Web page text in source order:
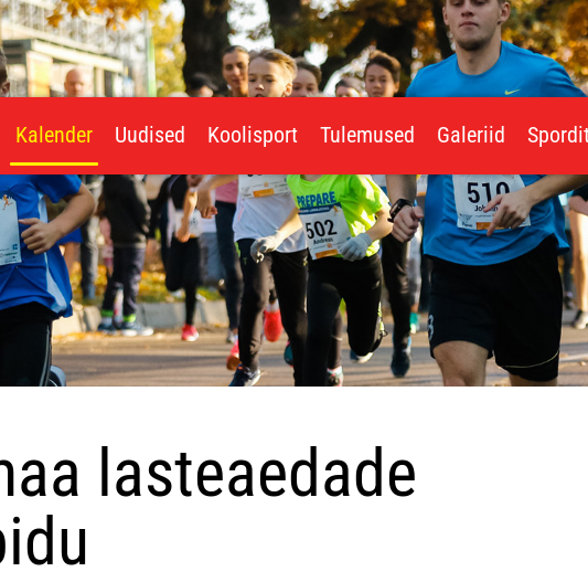
Kalender Uudised Koolisport Tulemused Galeriid
lasteaedade